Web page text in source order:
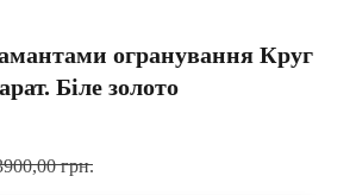
огранування Круг
Біле золото
грн.